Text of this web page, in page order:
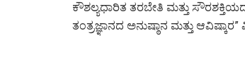
ಕೌಶಲ್ಯಧಾರಿತ ತರಬೇತಿ ಮತ್ತು
ತಂತ್ರಜ್ಞಾನದ ಅನುಷ್ಠಾನ ಮತ್ತು